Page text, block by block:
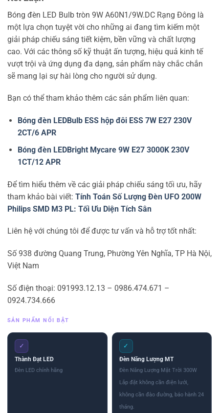
Bóng đèn LED Bulb tròn 9W A60N1/9W.DC Rạng Đông là
một lựa chọn tuyệt vời cho những ai đang tìm kiếm một
giải pháp chiếu sáng tiết kiệm, bền vững và chất lượng
cao. Với các thông số kỹ thuật ấn tượng, hiệu quả kinh tế
vượt trội và ứng dụng đa dạng, sản phẩm này chắc chắn
sẽ mang lại sự hài lòng cho người sử dụng.
Bạn có thể tham khảo thêm các sản phẩm liên quan:
Bóng đèn LEDBulb ESS hộp đôi ESS 7W E27 230V
2CT/6 APR
Bóng đèn LEDBright Mycare 9W E27 3000K 230V
1CT/12 APR
Để tìm hiểu thêm về các giải pháp chiếu sáng tối ưu, hãy
tham khảo bài viết: Tính Toán Số Lượng Đèn UFO 200W
Philips SMD M3 PL: Tối Ưu Diện Tích Sân
Liên hệ với chúng tôi để được tư vấn và hỗ trợ tốt nhất:
Số 938 đường Quang Trung, Phường Yên Nghĩa, TP Hà Nội,
Việt Nam
Số điện thoại: 091993.12.13 – 0986.474.671 –
0924.734.666
SẢN PHẨM NỔI BẬT
✓
Thành Đạt LED
Đèn LED chính hãng
✓
Đèn Năng Lượng MT
Đèn Năng Lượng Mặt Trời 300W
Lắp đặt không cần điện lưới,
không cần đào đường, bảo hành 24
tháng.